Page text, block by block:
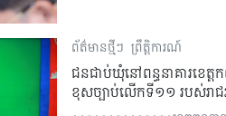
ព័ត៌មានថ្មីៗ ព្រឹត្តិការណ៍
ជនជាប់ឃុំនៅពន្ធនាគារខេត្
ខុសច្បាប់លើកទី១១ របស់រាជរ